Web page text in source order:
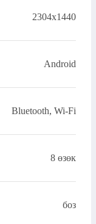
2304x1440
Android
Bluetooth, Wi-Fi
8 өзөк
боз